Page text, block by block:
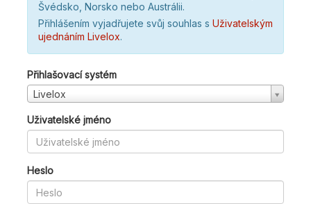
Švédsko, Norsko nebo Austrálii.
Přihlášením vyjadřujete svůj souhlas s Uživatelským
ujednáním Livelox.
Přihlašovací systém
Livelox
Uživatelské jméno
Heslo